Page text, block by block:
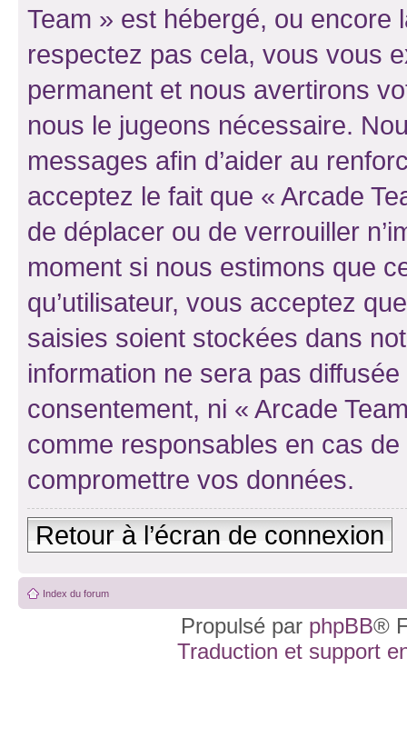
Team » est hébergé, ou encore
respectez pas cela, vous vous
permanent et nous avertirons
nous le jugeons nécessaire.
messages afin d’aider au
acceptez le fait que « Arcade
de déplacer ou de verrouiller
moment si nous estimons que
qu’utilisateur, vous acceptez
saisies soient stockées dans
information ne sera pas
consentement, ni « Arcade
comme responsables en cas
compromettre vos données.
Retour à l’écran de connexion
Index du forum
Propulsé par phpBB®
Traduction et support